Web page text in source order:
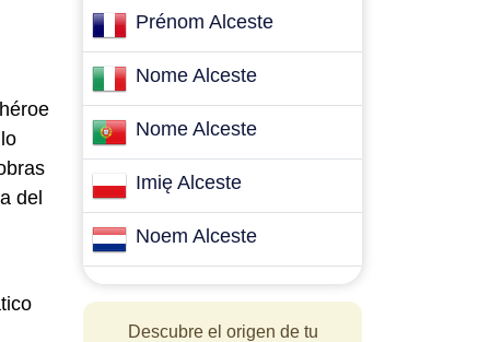
del
Prénom Alceste
Nome Alceste
Nome Alceste
Imię Alceste
Noem Alceste
Descubre el origen de tu